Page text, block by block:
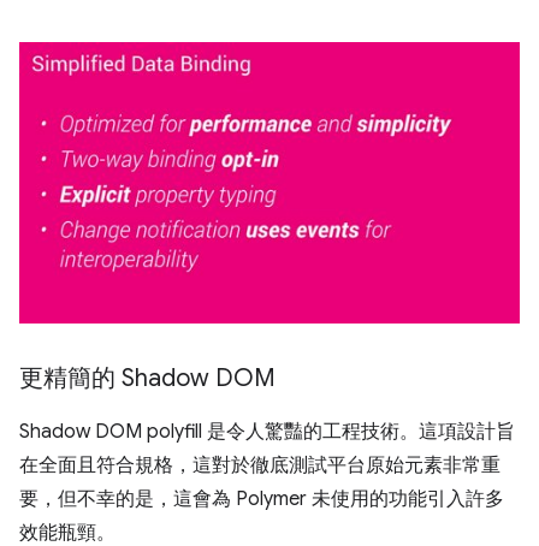
更精簡的 Shadow DOM
Shadow DOM polyfill 是令人驚豔的工程技術。這項設計旨
在全面且符合規格，這對於徹底測試平台原始元素非常重
要，但不幸的是，這會為 Polymer 未使用的功能引入許多
效能瓶頸。